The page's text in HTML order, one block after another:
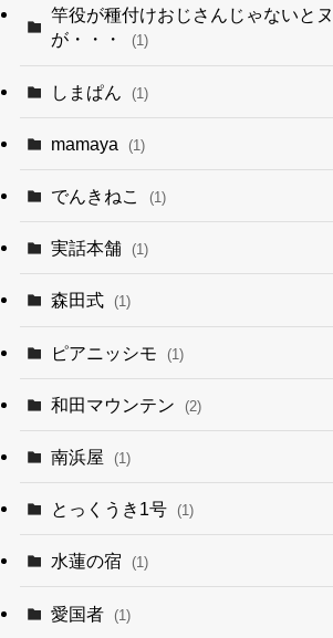
竿役が種付けおじさんじゃないと
が・・・
(1)
しまぱん (1)
mamaya (1)
でんきねこ (1)
実話本舗 (1)
森田式 (1)
ピアニッシモ (1)
和田マウンテン (2)
南浜屋 (1)
とっくうき1号 (1)
水蓮の宿 (1)
愛国者 (1)